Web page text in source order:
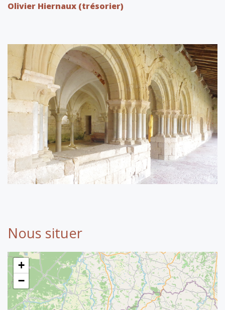
Olivier Hiernaux (trésorier)
Nous situer
+
−